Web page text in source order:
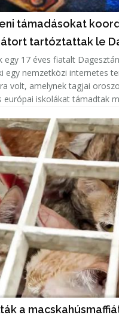
támadásokat
tartóztattak le
egy 17 éves fiatalt
egy nemzetközi internetes
volt, amelynek tagjai
európai iskolákat támadtak
a